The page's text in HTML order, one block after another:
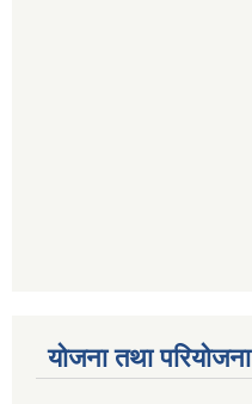
योजना तथा परियोजना